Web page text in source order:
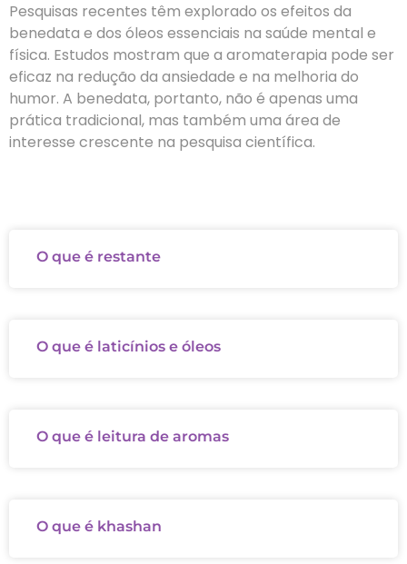
Pesquisas recentes têm explorado os efeitos da
benedata e dos óleos essenciais na saúde mental e
física. Estudos mostram que a aromaterapia pode ser
eficaz na redução da ansiedade e na melhoria do
humor. A benedata, portanto, não é apenas uma
prática tradicional, mas também uma área de
interesse crescente na pesquisa científica.
O que é restante
O que é laticínios e óleos
O que é leitura de aromas
O que é khashan